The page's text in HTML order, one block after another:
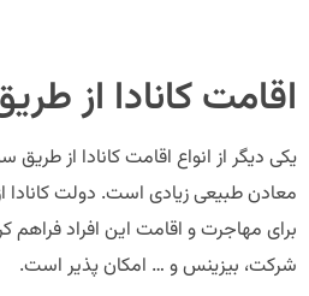
اقامت کانادا از
یکی دیگر از انواع اقامت کانادا از
معادن طبیعی زیادی است. دولت کانادا
برای مهاجرت و اقامت این افراد فراهم
شرکت، بیزینس و … امکان پذیر است.